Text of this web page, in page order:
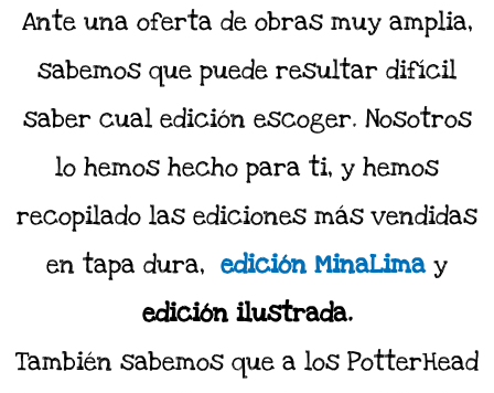
Ante una oferta de obras muy amplia,
sabemos que puede resultar difícil
saber cual edición escoger. Nosotros
lo hemos hecho para ti, y hemos
recopilado las ediciones más vendidas
en tapa dura, edición MinaLimay
edición ilustrada.
También sabemos que a los PotterHead